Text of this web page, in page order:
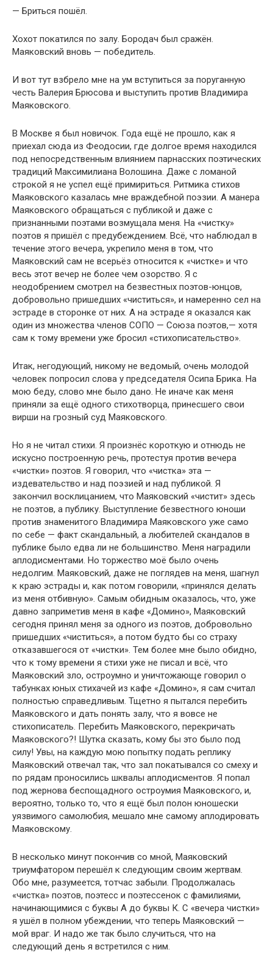
— Бриться пошёл.
Хохот покатился по залу. Бородач был сражён.
Маяковский вновь — победитель.
И вот тут взбрело мне на ум вступиться за поруганную
честь Валерия Брюсова и выступить против Владимира
Маяковского.
В Москве я был новичок. Года ещё не прошло, как я
приехал сюда из Феодосии, где долгое время находился
под непосредственным влиянием парнасских поэтических
традиций Максимилиана Волошина. Даже с ломаной
строкой я не успел ещё примириться. Ритмика стихов
Маяковского казалась мне враждебной поэзии. А манера
Маяковского обращаться с публикой и даже с
признанными поэтами возмущала меня. На «чистку»
поэтов я пришёл с предубеждением. Всё, что наблюдал в
течение этого вечера, укрепило меня в том, что
Маяковский сам не всерьёз относится к «чистке» и что
весь этот вечер не более чем озорство. Я с
неодобрением смотрел на безвестных поэтов-юнцов,
добровольно пришедших «чиститься», и намеренно сел на
эстраде в сторонке от них. А на эстраде я оказался как
один из множества членов СОПО — Союза поэтов,— хотя
сам к тому времени уже бросил «стихописательство».
Итак, негодующий, никому не ведомый, очень молодой
человек попросил слова у председателя Осипа Брика. На
мою беду, слово мне было дано. Не иначе как меня
приняли за ещё одного стихотворца, принесшего свои
вирши на грозный суд Маяковского.
Но я не читал стихи. Я произнёс короткую и отнюдь не
искусно построенную речь, протестуя против вечера
«чистки» поэтов. Я говорил, что «чистка» эта —
издевательство и над поэзией и над публикой. Я
закончил восклицанием, что Маяковский «чистит» здесь
не поэтов, а публику. Выступление безвестного юноши
против знаменитого Владимира Маяковского уже само
по себе — факт скандальный, а любителей скандалов в
публике было едва ли не большинство. Меня наградили
аплодисментами. Но торжество моё было очень
недолгим. Маяковский, даже не поглядев на меня, шагнул
к краю эстрады и, как потом говорили, «принялся делать
из меня отбивную». Самым обидным оказалось, что, уже
давно заприметив меня в кафе «Домино», Маяковский
сегодня принял меня за одного из поэтов, добровольно
пришедших «чиститься», а потом будто бы со страху
отказавшегося от «чистки». Тем более мне было обидно,
что к тому времени я стихи уже не писал и всё, что
Маяковский зло, остроумно и уничтожающе говорил о
табунках юных стихачей из кафе «Домино», я сам считал
полностью справедливым. Тщетно я пытался перебить
Маяковского и дать понять залу, что я вовсе не
стихописатель. Перебить Маяковского, перекричать
Маяковского?! Шутка сказать, кому бы это было под
силу! Увы, на каждую мою попытку подать реплику
Маяковский отвечал так, что зал покатывался со смеху и
по рядам проносились шквалы аплодисментов. Я попал
под жернова беспощадного остроумия Маяковского, и,
вероятно, только то, что я ещё был полон юношески
уязвимого самолюбия, мешало мне самому аплодировать
Маяковскому.
В несколько минут покончив со мной, Маяковский
триумфатором перешёл к следующим своим жертвам.
Обо мне, разумеется, тотчас забыли. Продолжалась
«чистка» поэтов, поэтесс и поэтессенок с фамилиями,
начинающимися с буквы А до буквы К. С «вечера чистки»
я ушёл в полном убеждении, что теперь Маяковский —
мой враг. И надо же так было случиться, что на
следующий день я встретился с ним.